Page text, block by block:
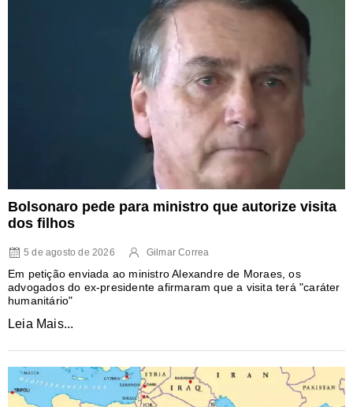
Bolsonaro pede para ministro que autorize visita
dos filhos
5 de agosto de 2026 Gilmar Correa
Em petição enviada ao ministro Alexandre de Moraes, os
advogados do ex-presidente afirmaram que a visita terá "caráter
humanitário"
Leia Mais...